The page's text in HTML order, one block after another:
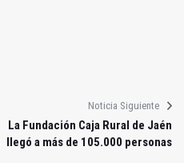
Noticia Siguiente
La Fundación Caja Rural de Jaén
llegó a más de 105.000 personas